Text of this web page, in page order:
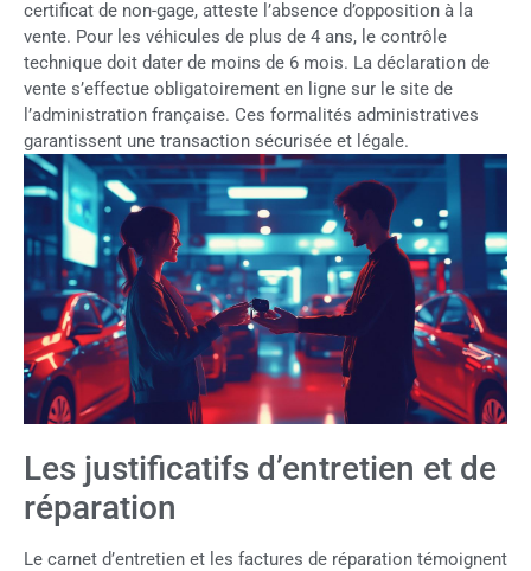
certificat de non-gage, atteste l’absence d’opposition à la
vente. Pour les véhicules de plus de 4 ans, le contrôle
technique doit dater de moins de 6 mois. La déclaration de
vente s’effectue obligatoirement en ligne sur le site de
l’administration française. Ces formalités administratives
garantissent une transaction sécurisée et légale.
Les justificatifs d’entretien et de
réparation
Le carnet d’entretien et les factures de réparation témoignent